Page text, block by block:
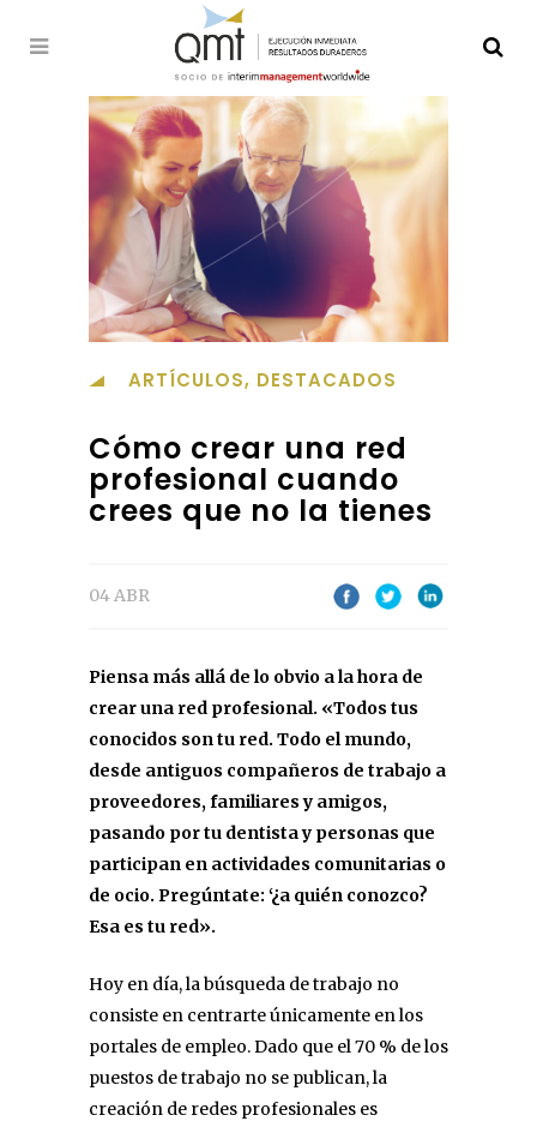
ARTÍCULOS, DESTACADOS
Cómo crear una red
profesional cuando
crees que no la tienes
04 ABR
Piensa más allá de lo obvio a la hora de
crear una red profesional. «Todos tus
conocidos son tu red. Todo el mundo,
desde antiguos compañeros de trabajo a
proveedores, familiares y amigos,
pasando por tu dentista y personas que
participan en actividades comunitarias o
de ocio. Pregúntate: ‘¿a quién conozco?
Esa es tu red».
Hoy en día, la búsqueda de trabajo no
consiste en centrarte únicamente en los
portales de empleo. Dado que el 70 % de los
puestos de trabajo no se publican, la
creación de redes profesionales es